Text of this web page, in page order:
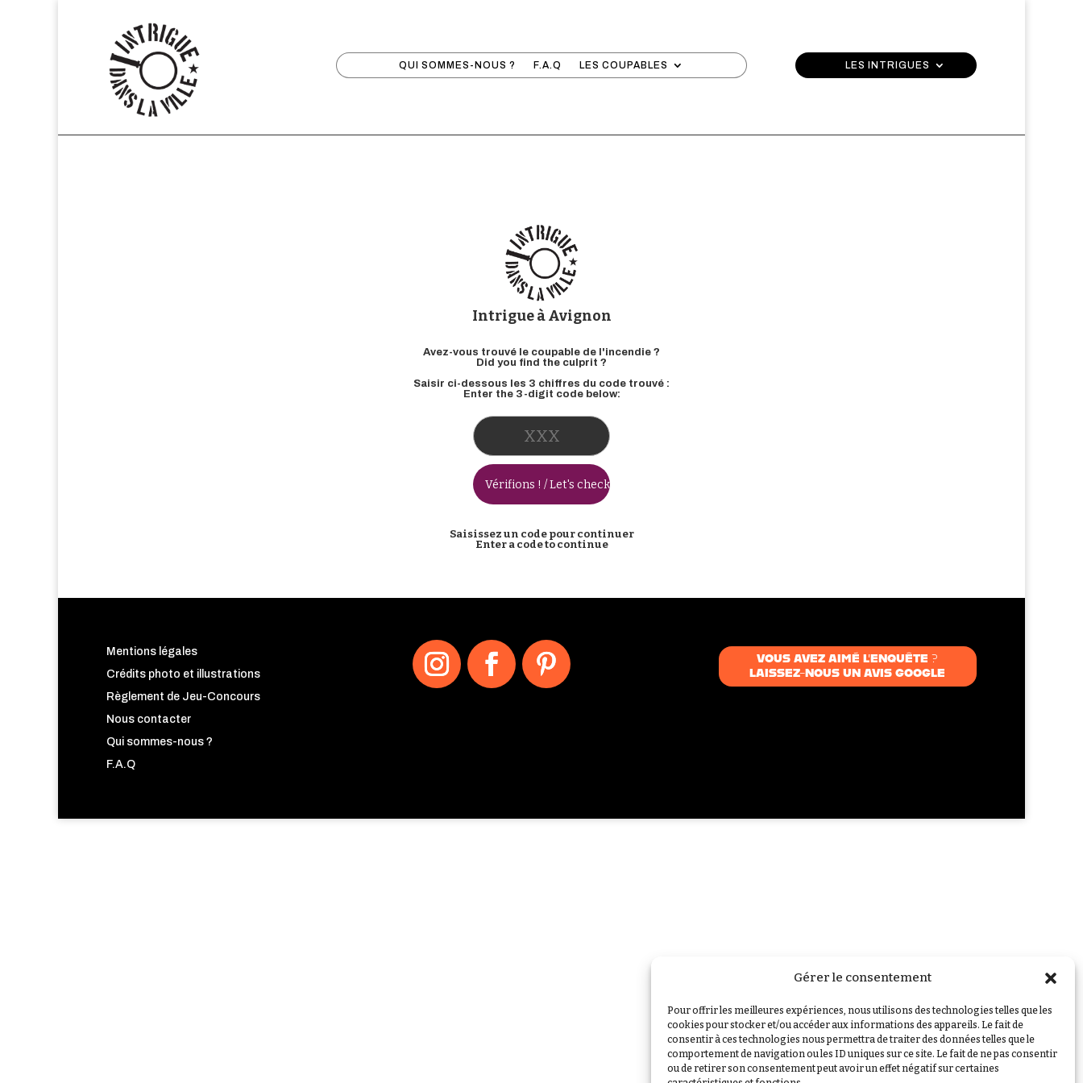
Gérer le consentement
Pour offrir les meilleures expériences, nous utilisons des technologies telles que les
cookies pour stocker et/ou accéder aux informations des appareils. Le fait de
consentir à ces technologies nous permettra de traiter des données telles que le
comportement de navigation ou les ID uniques sur ce site. Le fait de ne pas consentir
ou de retirer son consentement peut avoir un effet négatif sur certaines
QUI SOMMES-NOUS ? F.A.Q LES COUPABLES LES INTRIGUES
Intrigue à Avignon
Avez-vous trouvé le coupable de l'incendie ?
Did you find the culprit ?
Saisir ci-dessous les 3 chiffres du code trouvé :
Enter the 3-digit code below:
Saisissez un code pour continuer
Enter a code to continue
Mentions légales
Crédits photo et illustrations
Règlement de Jeu-Concours
Nous contacter
Qui sommes-nous ?
F.A.Q
VOUS AVEZ AIMÉ L’ENQUÊTE ?
LAISSEZ-NOUS UN AVIS GOOGLE